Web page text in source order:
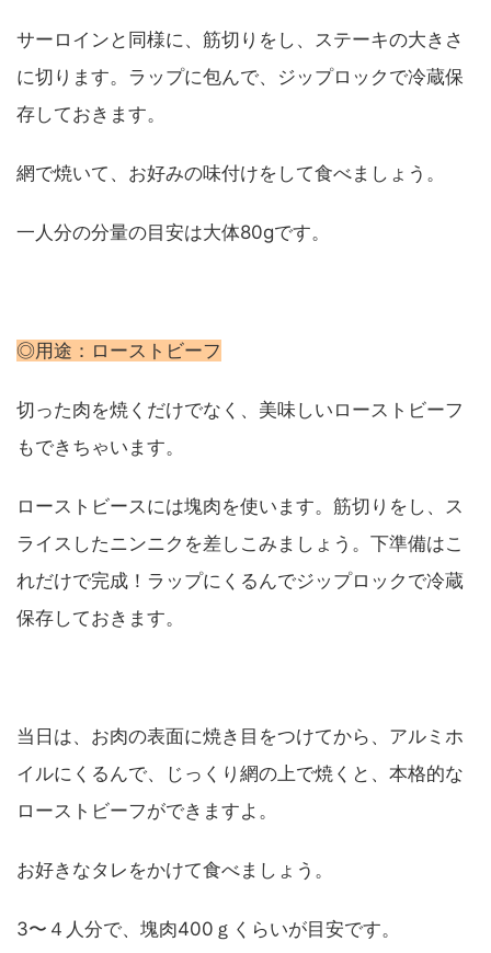
サーロインと同様に、筋切りをし、ステーキの大きさ
に切ります。ラップに包んで、ジップロックで冷蔵保
存しておきます。
網で焼いて、お好みの味付けをして食べましょう。
一人分の分量の目安は大体80gです。
◎用途：ローストビーフ
切った肉を焼くだけでなく、美味しいローストビーフ
もできちゃいます。
ローストビースには塊肉を使います。筋切りをし、ス
ライスしたニンニクを差しこみましょう。下準備はこ
れだけで完成！ラップにくるんでジップロックで冷蔵
保存しておきます。
当日は、お肉の表面に焼き目をつけてから、アルミホ
イルにくるんで、じっくり網の上で焼くと、本格的な
ローストビーフができますよ。
お好きなタレをかけて食べましょう。
3〜４人分で、塊肉400ｇくらいが目安です。